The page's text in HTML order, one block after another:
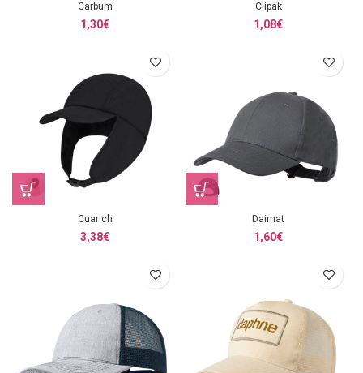
Carbum
1,30€
Clipak
1,08€
Cuarich
3,38€
Daimat
1,60€